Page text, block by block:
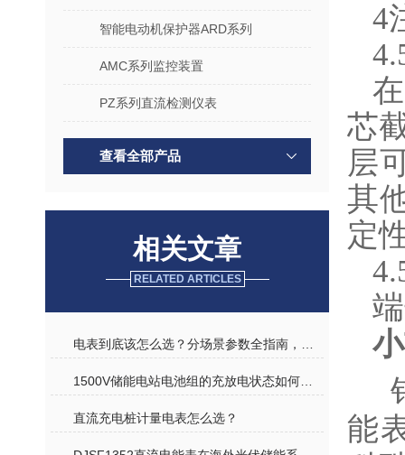
智能电动机保护器ARD系列
AMC系列监控装置
PZ系列直流检测仪表
查看全部产品
相关文章
RELATED ARTICLES
直流充电桩计量电表怎么选？
4
芯
层
其
定
能